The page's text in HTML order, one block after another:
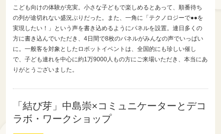
こども向けの体験が充実。小さな子どもで楽しめるとあって、順番待ち
の列が途切れない盛況ぶりだった。また、一角に「テクノロジーで●●を
実現したい！」という声を書き込めるようにパネルを設置。連日多くの
方に書き込んでいただき、4日間で8枚のパネルがみんなの声でいっぱい
に。一般客を対象としたロボットイベントは、全国的にも珍しい催し
で、子ども連れを中心に約1万9000人もの方にご来場いただき、本当にあ
りがとうございました。
「結び芽」中島崇×コミュニケーターとデコ
ラボ・ワークショップ